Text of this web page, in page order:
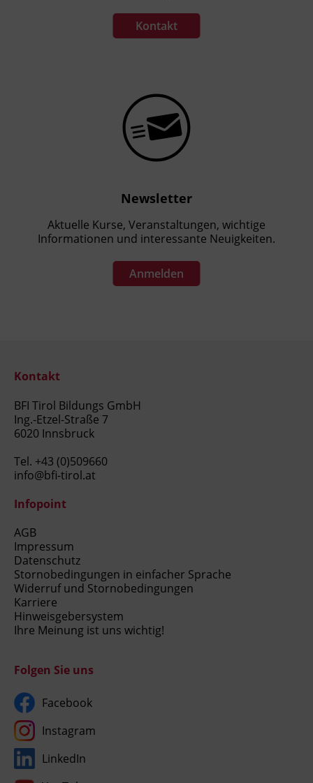
Kontakt
Newsletter
Aktuelle Kurse, Veranstaltungen, wichtige
Informationen und interessante Neuigkeiten.
Anmelden
Kontakt
BFI Tirol Bildungs GmbH
Ing.-Etzel-Straße 7
6020 Innsbruck
Tel. +43 (0)509660
info@bfi-tirol.at
Infopoint
AGB
Impressum
Datenschutz
Stornobedingungen in einfacher Sprache
Widerruf und Stornobedingungen
Karriere
Hinweisgebersystem
Ihre Meinung ist uns wichtig!
Folgen Sie uns
Facebook
Instagram
LinkedIn